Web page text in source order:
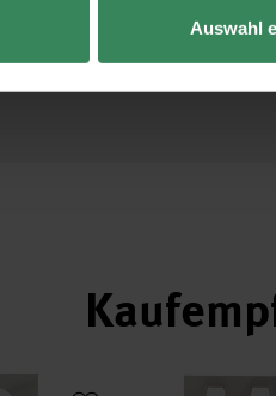
Auswahl
Punkte 25mm 4 Bogen
Paper Poetry